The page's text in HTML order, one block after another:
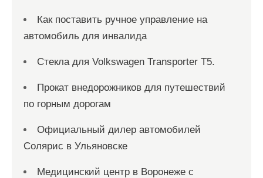
Как поставить ручное управление на
автомобиль для инвалида
Стекла для Volkswagen Transporter T5.
Прокат внедорожников для путешествий
по горным дорогам
Официальный дилер автомобилей
Солярис в Ульяновске
Медицинский центр в Воронеже с